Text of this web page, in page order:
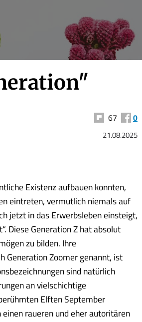
67 0
21.08.2025
Existenz aufbauen konnten,
eintreten, vermutlich niemals auf
jetzt in das Erwerbsleben einsteigt,
Diese Generation Z hat absolut
zu bilden. Ihre
Generation Zoomer genannt, ist
sind natürlich
an vielschichtige
Elften September
raueren und eher autoritären